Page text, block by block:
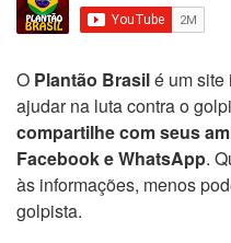
O Plantão Brasilé um site
ajudar na luta contra o
compartilhe com seus
Facebook e WhatsApp.
às informações, menos
golpista.